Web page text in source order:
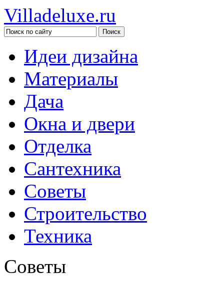
Villadeluxe.ru
Идеи дизайна
Материалы
Дача
Окна и двери
Отделка
Сантехника
Советы
Строительство
Техника
Советы